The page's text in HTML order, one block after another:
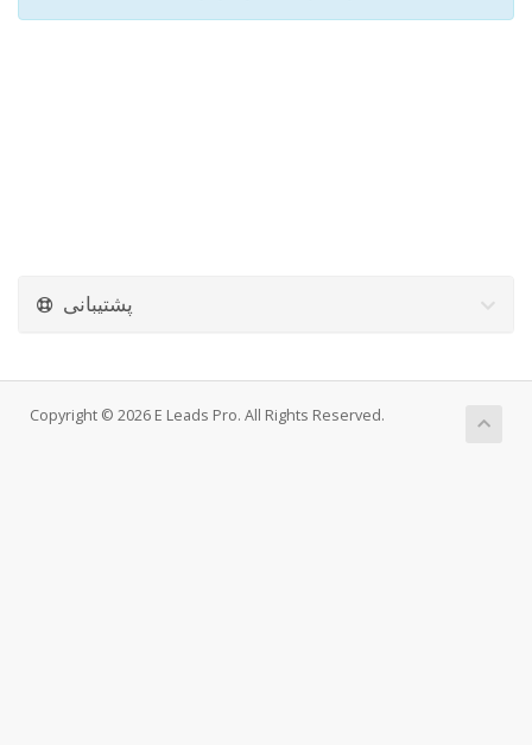
پشتیبانی
Copyright © 2026 E Leads Pro. All Rights Reserved.